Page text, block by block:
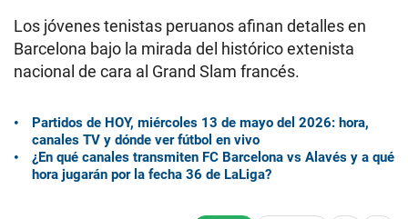
Los jóvenes tenistas peruanos afinan detalles en
Barcelona bajo la mirada del histórico extenista
nacional de cara al Grand Slam francés.
Partidos de HOY, miércoles 13 de mayo del 2026: hora,
canales TV y dónde ver fútbol en vivo
¿En qué canales transmiten FC Barcelona vs Alavés y a qué
hora jugarán por la fecha 36 de LaLiga?